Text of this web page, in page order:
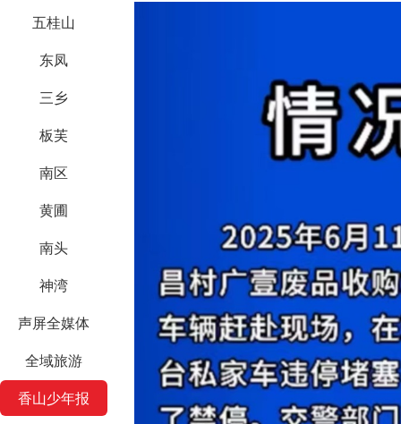
五桂山
东凤
三乡
板芙
南区
黄圃
南头
神湾
声屏全媒体
全域旅游
香山少年报